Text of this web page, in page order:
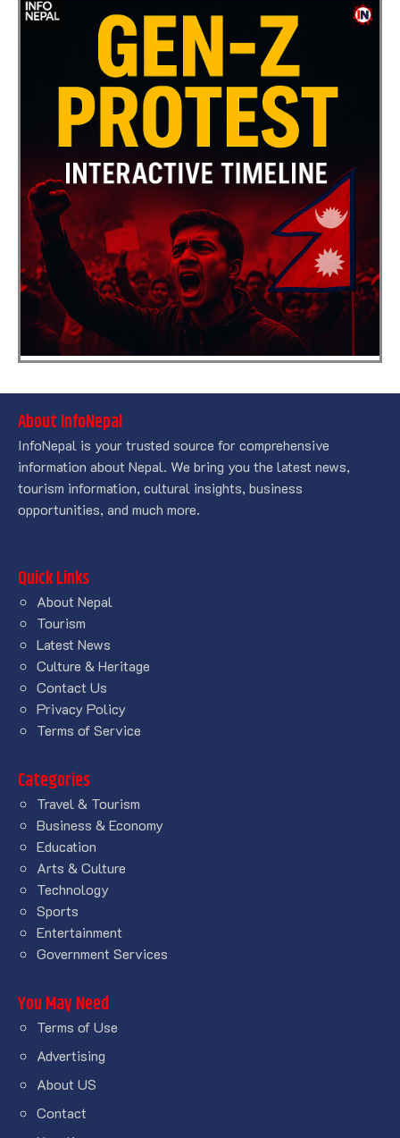
About InfoNepal
InfoNepal is your trusted source for comprehensive
information about Nepal. We bring you the latest news,
tourism information, cultural insights, business
opportunities, and much more.
Quick Links
About Nepal
Tourism
Latest News
Culture & Heritage
Contact Us
Privacy Policy
Terms of Service
Categories
Travel & Tourism
Business & Economy
Education
Arts & Culture
Technology
Sports
Entertainment
Government Services
You May Need
Terms of Use
Advertising
About US
Contact